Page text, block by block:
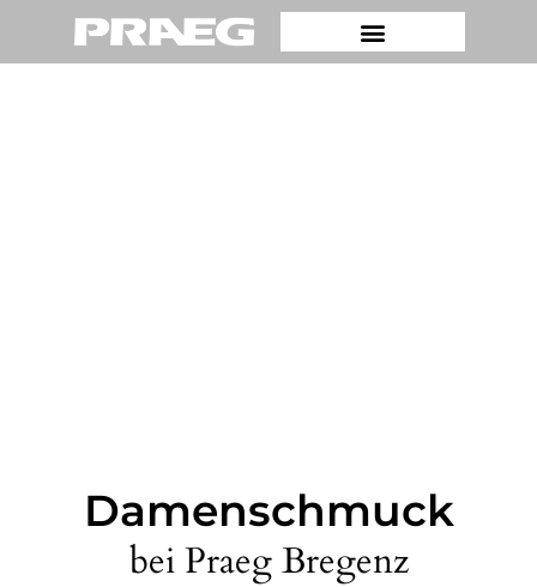
Damenschmuck
bei Praeg Bregenz